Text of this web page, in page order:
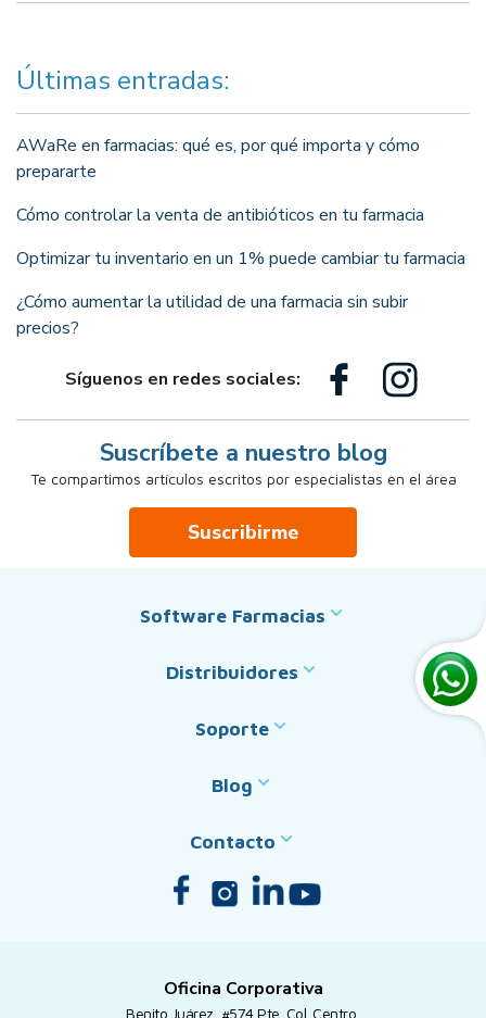
Últimas entradas:
AWaRe en farmacias: qué es, por qué importa y cómo
prepararte
Cómo controlar la venta de antibióticos en tu farmacia
Optimizar tu inventario en un 1% puede cambiar tu farmacia
¿Cómo aumentar la utilidad de una farmacia sin subir
precios?
Síguenos en redes sociales:
Suscríbete a nuestro blog
Te compartimos artículos escritos por especialistas en el área
Suscribirme
Software Farmacias
Distribuidores
Soporte
Blog
Contacto
Oficina Corporativa
Benito Juárez, #574 Pte. Col. Centro,